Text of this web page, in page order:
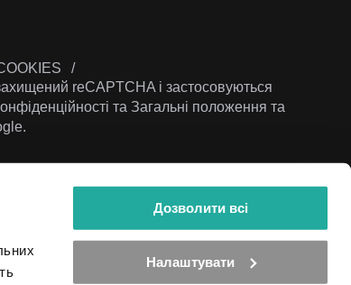
Дозволити всі
Налаштувати
reCAPTCHA і застосовуються
та Загальні положення та
права захищені – "МAXIN’S Group, a.s."